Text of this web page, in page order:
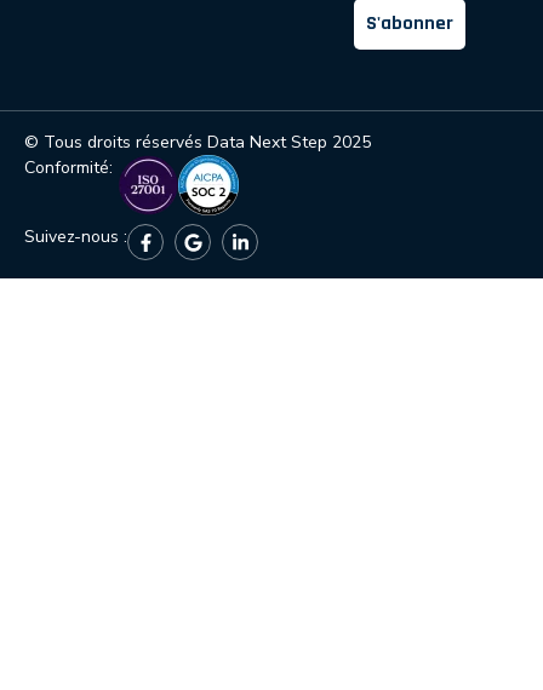
S'abonner
© Tous droits réservés Data Next Step 2025
Conformité:
Suivez-nous :